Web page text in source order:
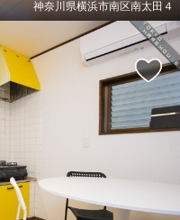
神奈川県横浜市南区南太田４